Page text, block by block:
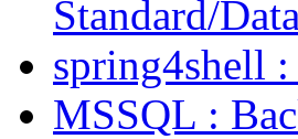
Standard/
spring4shell
MSSQL :